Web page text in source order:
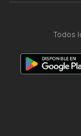
Todos